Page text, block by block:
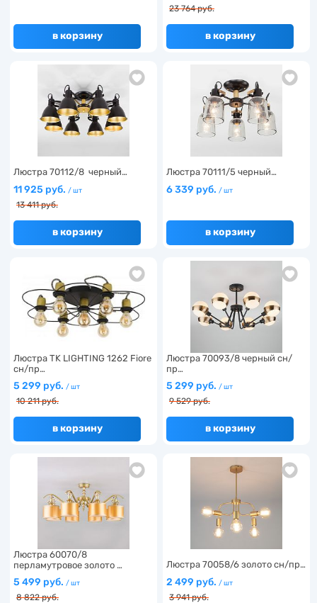
в корзину
23 764 руб.
в корзину
Люстра 70112/8 черный…
11 925 руб. / шт
13 411 руб.
в корзину
Люстра 70111/5 черный…
6 339 руб. / шт
в корзину
Люстра TK LIGHTING 1262 Fiore
сн/пр…
5 299 руб. / шт
10 211 руб.
в корзину
Люстра 70093/8 черный сн/
пр…
5 299 руб. / шт
9 529 руб.
в корзину
Люстра 60070/8
перламутровое золото …
5 499 руб. / шт
8 822 руб.
Люстра 70058/6 золото сн/пр…
2 499 руб. / шт
3 941 руб.